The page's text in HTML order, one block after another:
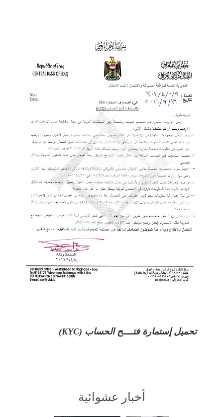
تحميل إستمارة فتــــح الحساب (KYC)
أخبار عشوائية